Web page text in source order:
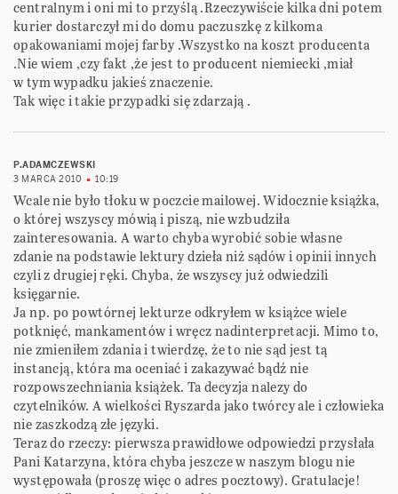
centralnym i oni mi to przyślą .Rzeczywiście kilka dni potem
kurier dostarczył mi do domu paczuszkę z kilkoma
opakowaniami mojej farby .Wszystko na koszt producenta
.Nie wiem ,czy fakt ,że jest to producent niemiecki ,miał
w tym wypadku jakieś znaczenie.
Tak więc i takie przypadki się zdarzają .
P.ADAMCZEWSKI
3 MARCA 2010
10:19
Wcale nie było tłoku w poczcie mailowej. Widocznie książka,
o której wszyscy mówią i piszą, nie wzbudziła
zainteresowania. A warto chyba wyrobić sobie własne
zdanie na podstawie lektury dzieła niż sądów i opinii innych
czyli z drugiej ręki. Chyba, że wszyscy już odwiedzili
księgarnie.
Ja np. po powtórnej lekturze odkryłem w książce wiele
potknięć, mankamentów i wręcz nadinterpretacji. Mimo to,
nie zmieniłem zdania i twierdzę, że to nie sąd jest tą
instancją, która ma oceniać i zakazywać bądź nie
rozpowszechniania książek. Ta decyzja nalezy do
czytelników. A wielkości Ryszarda jako twórcy ale i człowieka
nie zaszkodzą złe języki.
Teraz do rzeczy: pierwsza prawidłowe odpowiedzi przysłała
Pani Katarzyna, która chyba jeszcze w naszym blogu nie
występowała (proszę więc o adres pocztowy). Gratulacje!